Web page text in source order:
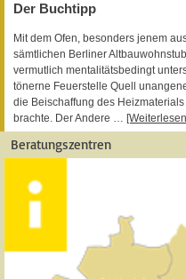
Der Buchtipp
Mit dem Ofen, besonders jenem
sämtlichen Berliner
vermutlich mentalitätsbedingt
tönerne Feuerstelle Quell
die Beischaffung des
brachte. Der Andere …
Beratungszentren